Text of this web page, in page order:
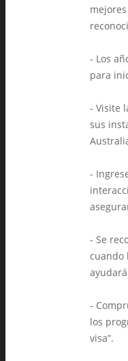
- Los
para
- Visite
sus
-
- Se
cuando
-
los
visa”.